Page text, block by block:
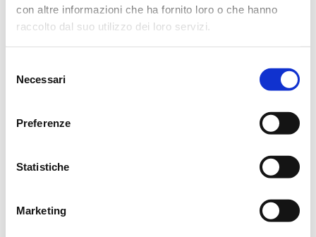
con altre informazioni che ha fornito loro o che hanno
raccolto dal suo utilizzo dei loro servizi.
delNecessari
Preferenze
Statistiche
Marketing
contents